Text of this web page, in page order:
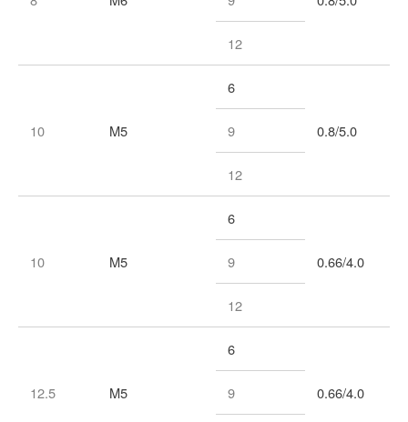
12
10 M5
6
0.8/5.0
9
12
10 M5
6
0.66/4.0
9
12
12.5 M5
6
0.66/4.0
9